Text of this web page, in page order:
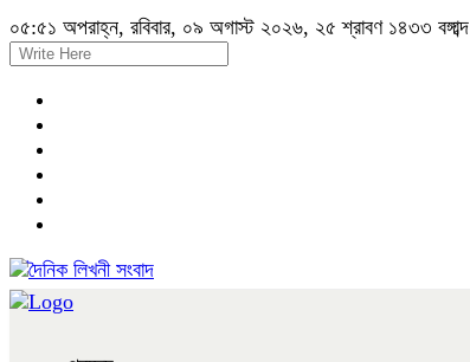
০৫:৫১ অপরাহ্ন, রবিবার, ০৯ অগাস্ট ২০২৬, ২৫ শ্রাবণ ১৪৩৩ বঙ্গাব্দ